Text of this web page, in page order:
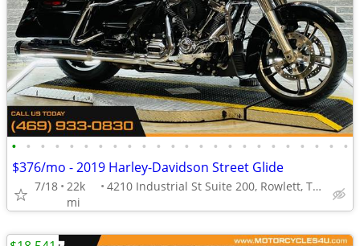
• • • • • • • • • • • • • • • • • • • • • • • •
$376/mo - 2019 Harley-Davidson Street Glide
7/18 22k
mi
4210 Industrial St Suite 200, Rowlett, TX 75088